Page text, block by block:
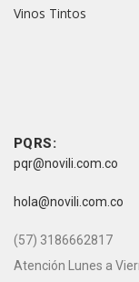
Vinos Tintos
PQRS:
pqr@novili.com.co
hola@novili.com.co
(57) 3186662817
Atención Lunes a